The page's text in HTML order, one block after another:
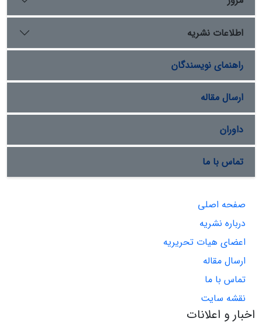
نوبه­ خود مسبب شکل‌­گیریِ تهدیدهای نوینی در بالکان علیه
ایران شده است که از مهمترین آنها می­‌توان به گسترش ناتو،
استقرار سپر دفاع موشکی آمریکا، رشد سلفی­‌گرایی و استقرار
مجاهدین خلق در این منطقه اشاره کرد. در اینجا با رویکرد
تحلیل این فرصت‌­ها و چالش­‌ها استفاده شده است.
اطلاعات نشریه
راهنمای نویسندگان
ارسال مقاله
داوران
تماس با ما
صفحه اصلی
درباره نشریه
اعضای هیات تحریریه
ارسال مقاله
تماس با ما
نقشه سایت
اخبار و اعلانات